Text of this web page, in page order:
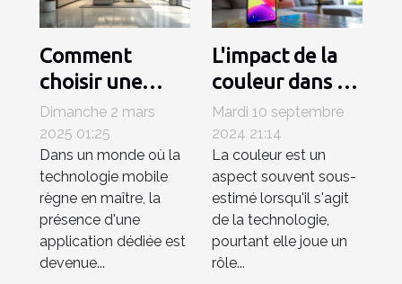
Comment
choisir une
agence pour le
développement
d'applications
mobiles
Dimanche 2 mars
2025 01:25
Dans un monde où la
technologie mobile
règne en maître, la
présence d'une
application dédiée est
devenue...
L'impact de la
couleur dans le
choix des
appareils
mobiles
Mardi 10 septembre
2024 21:14
La couleur est un
aspect souvent sous-
estimé lorsqu'il s'agit
de la technologie,
pourtant elle joue un
rôle...